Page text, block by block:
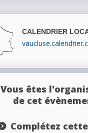
CALENDRIER
Vous êtes
de cet
Complétez